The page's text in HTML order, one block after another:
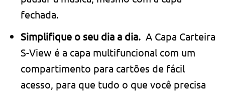
fechada.
Simplifique o seu dia a dia. A Capa Carteira
S-View é a capa multifuncional com um
compartimento para cartões de fácil
acesso, para que tudo o que você precisa